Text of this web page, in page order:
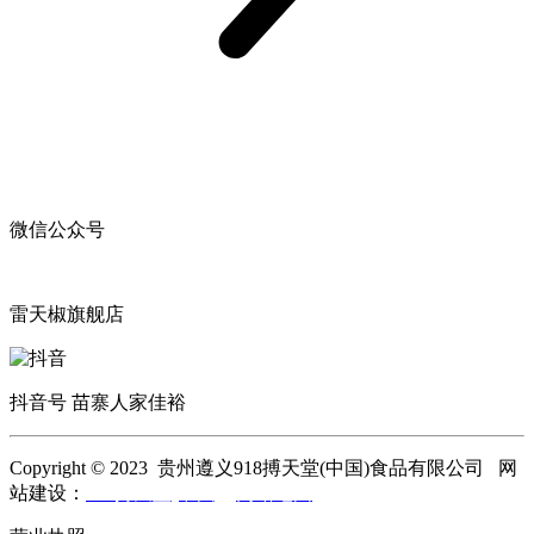
微信公众号
雷天椒旗舰店
抖音号 苗寨人家佳裕
Copyright © 2023 贵州遵义918搏天堂(中国)食品有限公司 网
站建设：